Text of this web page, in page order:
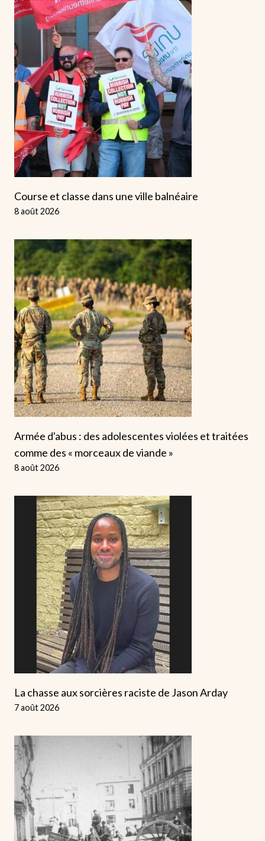
Course et classe dans une ville balnéaire
8 août 2026
Armée d'abus : des adolescentes violées et traitées
comme des « morceaux de viande »
8 août 2026
La chasse aux sorcières raciste de Jason Arday
7 août 2026